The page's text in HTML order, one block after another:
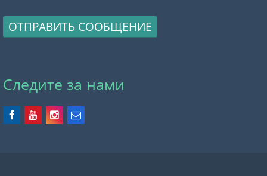
ОТПРАВИТЬ СООБЩЕНИЕ
Следите за нами